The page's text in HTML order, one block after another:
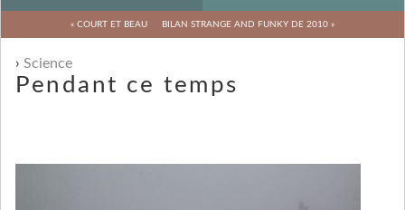
« COURT ET BEAU BILAN STRANGE AND FUNKY DE 2010 »
Science
Pendant ce temps